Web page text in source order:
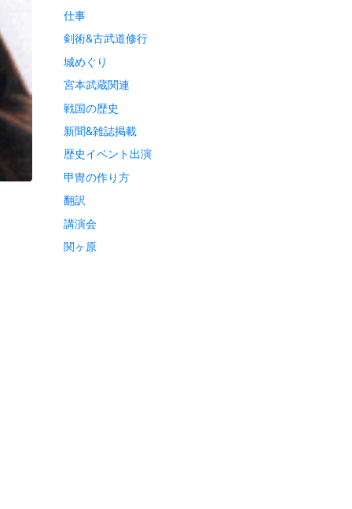
仕事
剣術&古武道修行
城めぐり
宮本武蔵関連
戦国の歴史
新聞&雑誌掲載
歴史イベント出演
甲冑の作り方
翻訳
講演会
関ヶ原